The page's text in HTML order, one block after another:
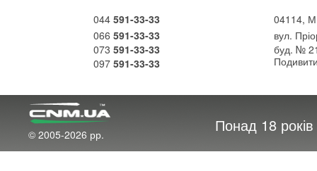
«Кращий спосіб віднайти себе —
розчинитися у служінні іншим» (Махатма
Світу в
044 591-33-33
066 591-33-33
073 591-33-33
097 591-33-33
04114,
вул.
буд. №
Понад 18
© 2005-2026 рр.